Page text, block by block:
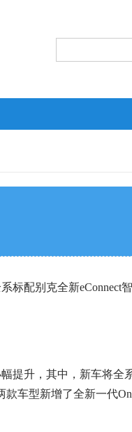
配别克全新eConnect
升，其中，新车将全
车型新增了全新一代